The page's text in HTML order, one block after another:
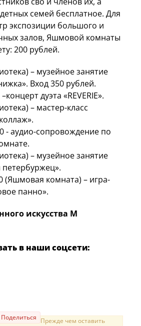
семей бесплатное. Для
экспозиции большого и
залов, Яшмовой комнаты
200 рублей.
– музейное занятие
Вход 350 рублей.
дуэта «REVERIE».
– мастер-класс
- аудио-сопровождение по
– музейное занятие
(Яшмовая комната) – игра-
панно».
искусства М
в наши соцсети:
Поделиться Прежде чем оставить